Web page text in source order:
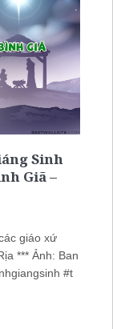
Sinh
Giã –
giáo xứ
*** Ảnh: Ban
#t